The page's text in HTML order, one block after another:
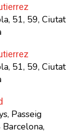
51, 59, Ciutat
51, 59, Ciutat
Passeig